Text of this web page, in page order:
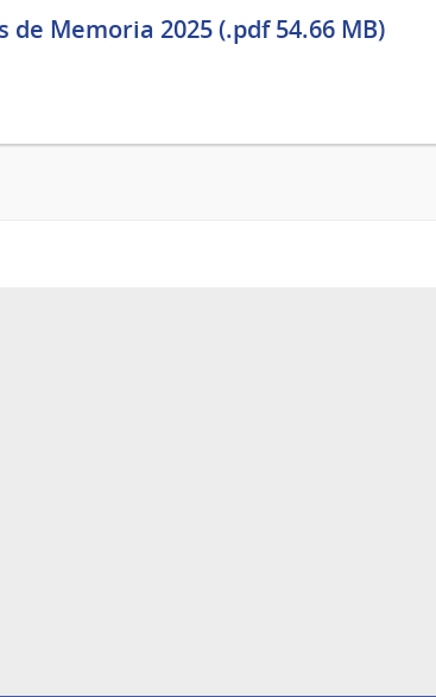
de Memoria 2025 (.pdf 54.66 MB)